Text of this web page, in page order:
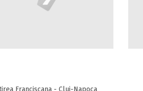
Franciscana - Cluj-Napoca